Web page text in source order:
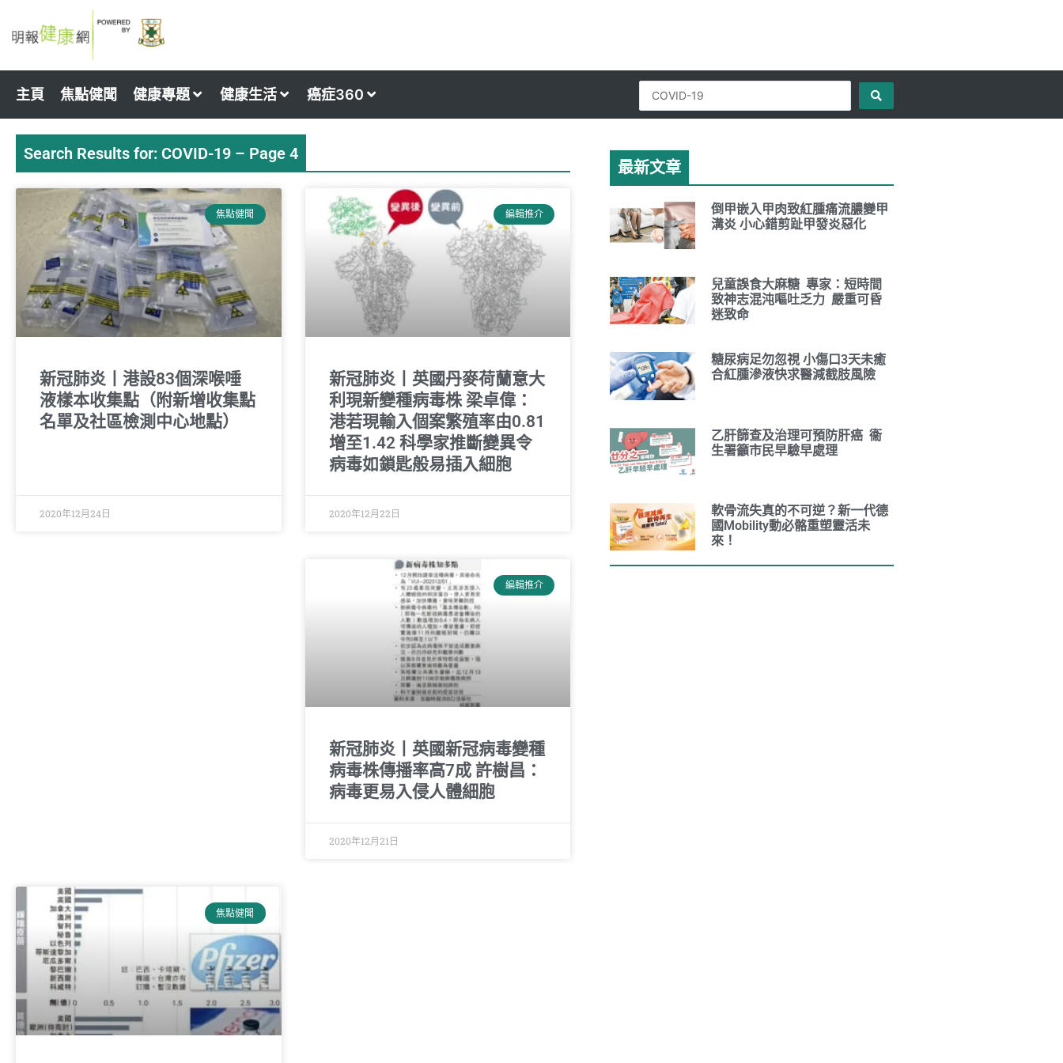
to
主頁 焦點健聞 健康專題 健康生活 癌症360
Search
...
Search Results for: COVID-19 – Page 4
焦點健聞
新冠肺炎丨港設83個深喉唾
液樣本收集點（附新增收集點
名單及社區檢測中心地點）
2020年12月24日
編輯推介
新冠肺炎丨英國丹麥荷蘭意大
利現新變種病毒株 梁卓偉：
港若現輸入個案繁殖率由0.81
增至1.42 科學家推斷變異令
病毒如鎖匙般易插入細胞
2020年12月22日
編輯推介
新冠肺炎丨英國新冠病毒變種
病毒株傳播率高7成 許樹昌：
病毒更易入侵人體細胞
2020年12月21日
焦點健聞
PagePage
最新文章
倒甲嵌入甲肉致紅腫痛流膿變甲
溝炎 小心錯剪趾甲發炎惡化
兒童誤食大麻糖 專家：短時間
致神志混沌嘔吐乏力 嚴重可昏
迷致命
糖尿病足勿忽視 小傷口3天未癒
合紅腫滲液快求醫減截肢風險
乙肝篩查及治理可預防肝癌 衞
生署籲市民早驗早處理
軟骨流失真的不可逆？新一代德
國Mobility動必骼重塑靈活未
來！